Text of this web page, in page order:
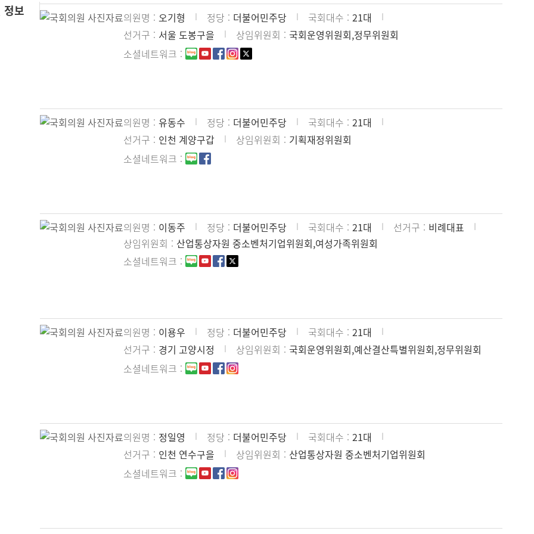
정보 의원명 오기형 정당 더불어민주당 국회대수
21대
선거구
서울 도봉구을 상임위원회
국회운영위원회,정무위원회
소셜네트워크
의원명 유동수 정당 더불어민주당 국회대수
21대
선거구
인천 계양구갑 상임위원회
기획재정위원회
소셜네트워크
의원명 이동주 정당 더불어민주당 국회대수 21대 선거구
비례대표
상임위원회
산업통상자원 중소벤처기업위원회,여성가족위원회
소셜네트워크
의원명 이용우 정당 더불어민주당 국회대수
21대
선거구
경기 고양시정 상임위원회
국회운영위원회,예산결산특별위원회,정무위원회
소셜네트워크
의원명 정일영 정당 더불어민주당 국회대수
21대
선거구
인천 연수구을 상임위원회
산업통상자원 중소벤처기업위원회
소셜네트워크